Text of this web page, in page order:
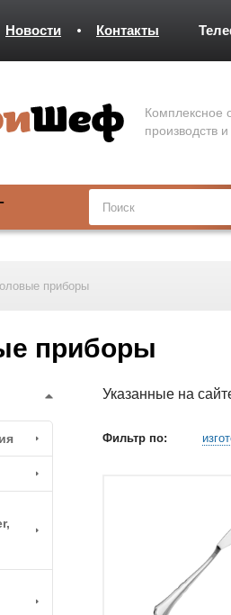
Новости Контакты
Комплексное
производств
приборы
приборы
Указанные на
Фильтр по: